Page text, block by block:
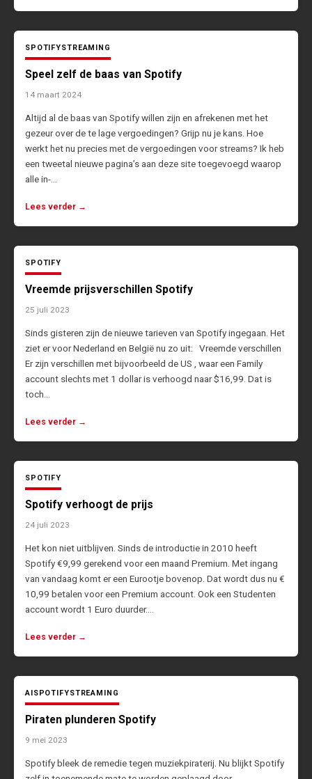
SPOTIFYSTREAMING
Speel zelf de baas van Spotify
14 maart 2024
Altijd al de baas van Spotify willen zijn en afrekenen met het
gezeur over de te lage vergoedingen? Grijp nu je kans. Hoe
werkt het nu precies met de vergoedingen voor streams? Ik heb
een tweetal nieuwe pagina’s aan deze site toegevoegd waarop
alle in-…
Lees verder →
SPOTIFY
Vreemde prijsverschillen Spotify
25 juli 2023
Sinds gisteren zijn de nieuwe tarieven van Spotify ingegaan. Het
ziet er voor Nederland en België nu zo uit: Vreemde verschillen
Er zijn verschillen met bijvoorbeeld de US , waar een Family
account slechts met 1 dollar is verhoogd naar $16,99. Dat is
toch…
Lees verder →
SPOTIFY
Spotify verhoogt de prijs
24 juli 2023
Het kon niet uitblijven. Sinds de introductie in 2010 heeft
Spotify €9,99 gerekend voor een maand Premium. Met ingang
van vandaag komt er een Eurootje bovenop. Dat wordt dus nu €
10,99 betalen voor een Premium account. Ook een Studenten
account wordt 1 Euro duurder.…
Lees verder →
AISPOTIFYSTREAMING
Piraten plunderen Spotify
9 mei 2023
Spotify bleek de remedie tegen muziekpiraterij. Nu blijkt Spotify